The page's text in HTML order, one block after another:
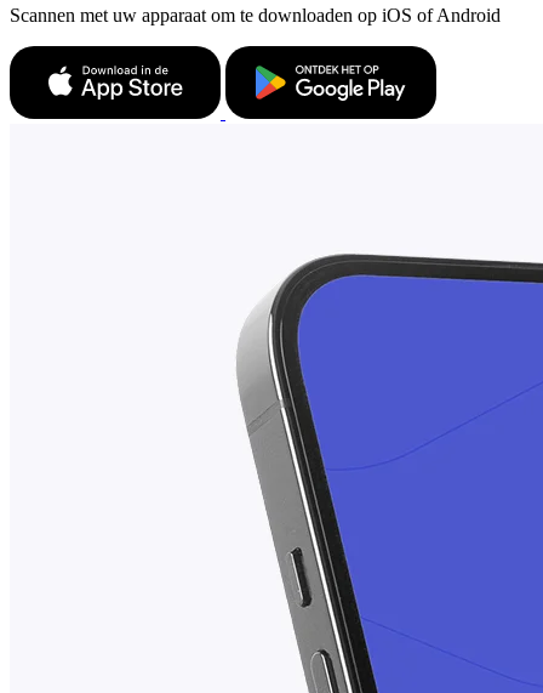
Scannen met uw apparaat om te downloaden op iOS of Android